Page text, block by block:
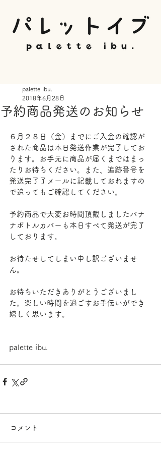
予約商品発送のお知らせ
palette ibu.
2018年6月28日
６月２８日（金）までにご入金の確認が
された商品は本日発送作業が完了してお
ります。お手元に商品が届くまではまっ
たりお待ちください。また、追跡番号を
発送完了了メールに記載しておれますの
で追ってもご確認してください。
予約商品で大変お時間頂戴しましたバナ
ナボトルカバーも本日すべて発送が完了
しております。
お待たせしてしまい申し訳ございませ
ん。
お待ちいただきありがとうございまし
た。楽しい時間を過ごすお手伝いができ
嬉しく思います。
palette ibu.
コメント